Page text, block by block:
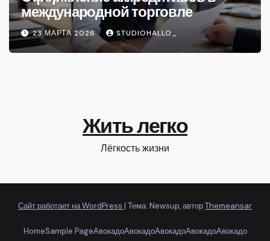
международной торговле
23 МАРТА 2026 STUDIOHALLO_
Жить легко
Лёгкость жизни
Сайт работает на WordPress | Тема: Newsup, авторThemeansar
HomeSample PageАвокадоАвокадоАвокадоАвокадоАвокадо